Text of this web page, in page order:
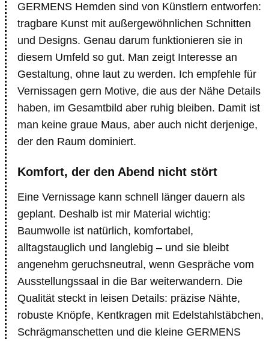
GERMENS Hemden sind von Künstlern entworfen:
tragbare Kunst mit außergewöhnlichen Schnitten
und Designs. Genau darum funktionieren sie in
diesem Umfeld so gut. Man zeigt Interesse an
Gestaltung, ohne laut zu werden. Ich empfehle für
Vernissagen gern Motive, die aus der Nähe Details
haben, im Gesamtbild aber ruhig bleiben. Damit ist
man keine graue Maus, aber auch nicht derjenige,
der den Raum dominiert.
Komfort, der den Abend nicht stört
Eine Vernissage kann schnell länger dauern als
geplant. Deshalb ist mir Material wichtig:
Baumwolle ist natürlich, komfortabel,
alltagstauglich und langlebig – und sie bleibt
angenehm geruchsneutral, wenn Gespräche vom
Ausstellungssaal in die Bar weiterwandern. Die
Qualität steckt in leisen Details: präzise Nähte,
robuste Knöpfe, Kentkragen mit Edelstahlstäbchen,
Schrägmanschetten und die kleine GERMENS